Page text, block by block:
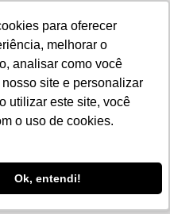
para oferecer
melhorar o
analisar como você
site e personalizar
utilizar este site, você
o uso de cookies.
Ok, entendi!
Núcleo de